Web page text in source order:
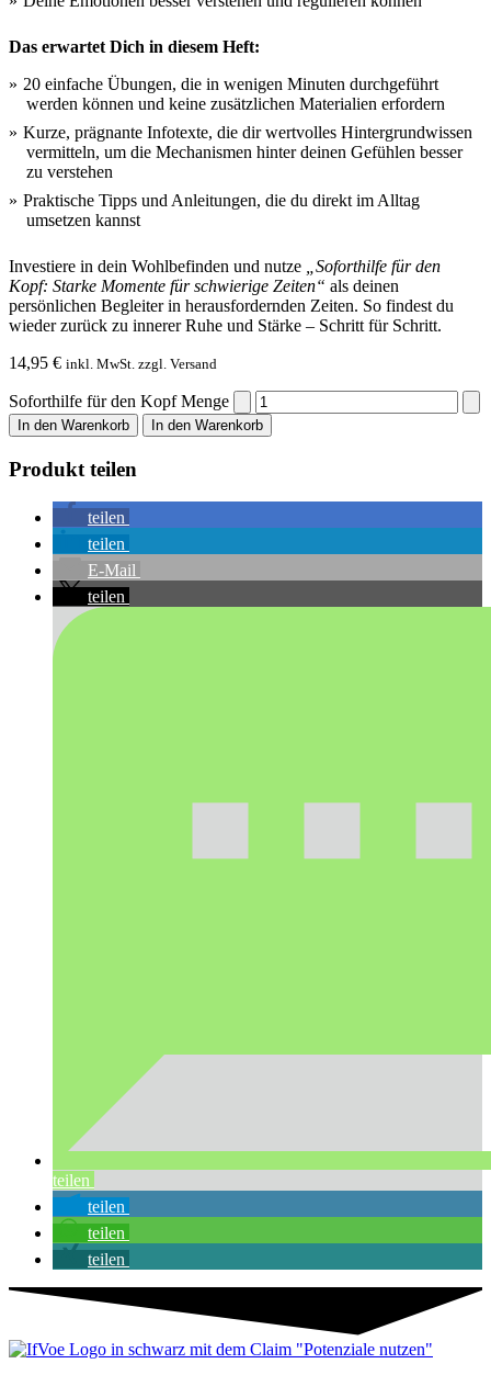
Das erwartet Dich in diesem Heft:
20 einfache Übungen, die in wenigen Minuten durchgeführt
werden können und keine zusätzlichen Materialien erfordern
Kurze, prägnante Infotexte, die dir wertvolles Hintergrundwissen
vermitteln, um die Mechanismen hinter deinen Gefühlen besser
zu verstehen
Praktische Tipps und Anleitungen, die du direkt im Alltag
umsetzen kannst
Investiere in dein Wohlbefinden und nutze
„Soforthilfe für den
Kopf: Starke Momente für schwierige Zeiten“ als deinen
persönlichen Begleiter in herausfordernden Zeiten. So findest du
wieder zurück zu innerer Ruhe und Stärke – Schritt für Schritt.
14,95 € inkl. MwSt. zzgl. Versand
Soforthilfe für den Kopf Menge
In den Warenkorb In den Warenkorb
Produkt teilen
teilen
teilen
E-Mail
teilen
teilen
teilen
teilen
teilen